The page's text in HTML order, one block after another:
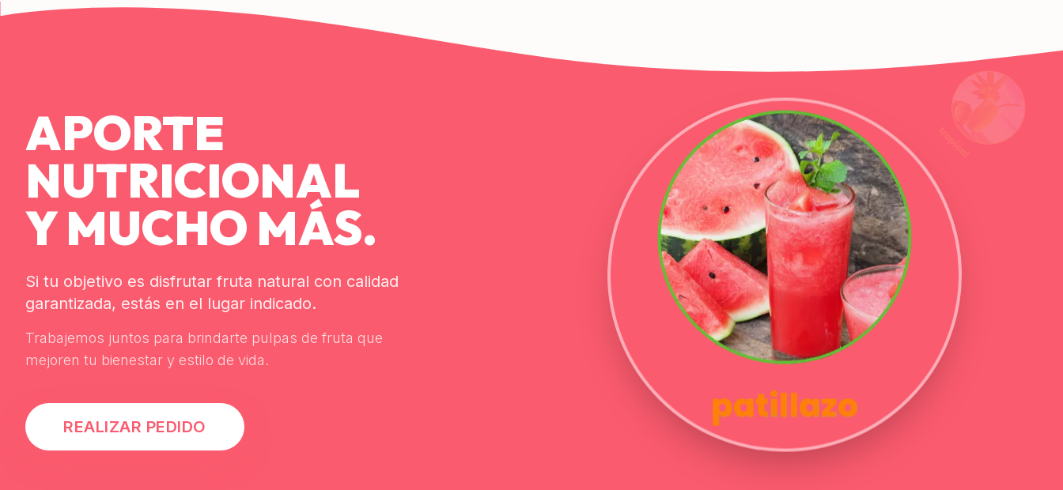
APORTE
NUTRICIONAL
Y MUCHO MÁS.
Si tu objetivo es disfrutar fruta natural con calidad
garantizada, estás en el lugar indicado.
Trabajemos juntos para brindarte pulpas de fruta que
mejoren tu bienestar y estilo de vida.
REALIZAR PEDIDO